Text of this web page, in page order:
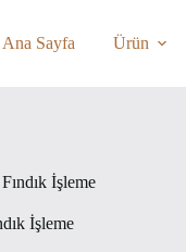
Ana Sayfa Ürün
Fındık İşleme
İşleme